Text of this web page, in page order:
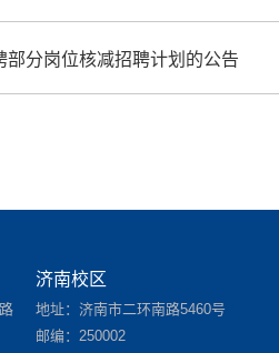
部分岗位核减招聘计划的公告
济南校区
地址：济南市二环南路5460号
邮编：250002